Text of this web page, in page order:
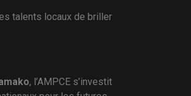
talents locaux de briller
, l’AMPCE s’investit